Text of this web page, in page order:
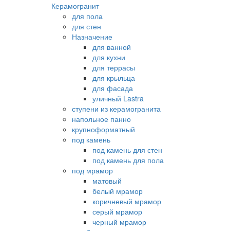
Керамогранит
для пола
для стен
Назначение
для ванной
для кухни
для террасы
для крыльца
для фасада
уличный Lastra
ступени из керамогранита
напольное панно
крупноформатный
под камень
под камень для стен
под камень для пола
под мрамор
матовый
белый мрамор
коричневый мрамор
серый мрамор
черный мрамор